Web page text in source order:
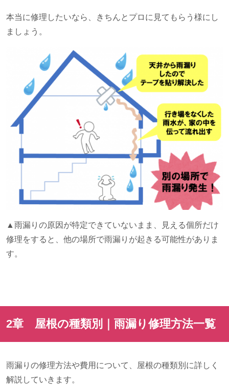
本当に修理したいなら、きちんとプロに見てもらう様にし
ましょう。
▲雨漏りの原因が特定できていないまま、見える個所だけ
修理をすると、他の場所で雨漏りが起きる可能性がありま
す。
2章 屋根の種類別｜雨漏り修理方法一覧
雨漏りの修理方法や費用について、屋根の種類別に詳しく
解説していきます。